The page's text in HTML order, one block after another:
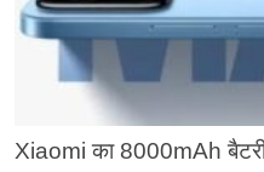
Xiaomi का 8000mAh